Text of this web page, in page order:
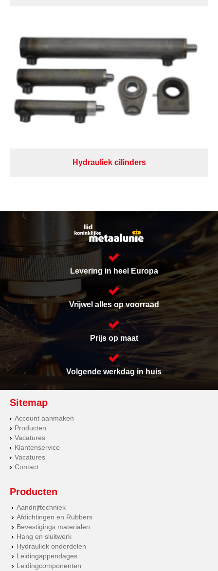
Hydrauliek cilinders
Levering in heel Europa
Vrijwel alles op voorraad
Prijs op maat
Volgende werkdag in huis
Sitemap
Account aanmaken
Producten
Vacatures
Klantenservice
Vacatures
Contact
Producten
Aandrijftechniek
Afdichtingen en Rubbers
Bevestigings materialen
Hang en sluitwerk
Hydrauliek onderdelen
Leidingappendages
Leidingcomponenten